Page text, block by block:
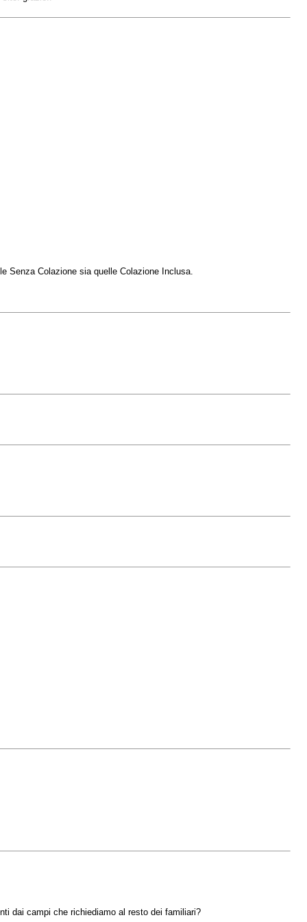
Senza Colazione sia quelle Colazione Inclusa.
dai campi che richiediamo al resto dei familiari?